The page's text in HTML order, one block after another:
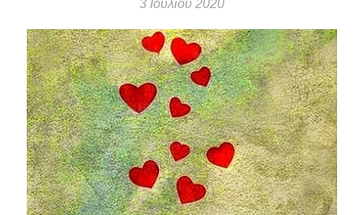
3 Ιουλίου 2020